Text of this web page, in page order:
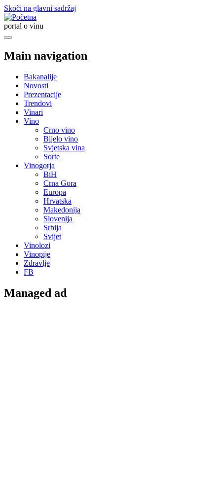
Skoči na glavni sadržaj
portal o vinu
Main navigation
Bakanalije
Novosti
Prezentacije
Trendovi
Vinari
Vino
Crno vino
Bijelo vino
Svjetska vina
Sorte
Vinogorja
BiH
Crna Gora
Europa
Hrvatska
Makedonija
Slovenija
Srbija
Svijet
Vinolozi
Vinopije
Zdravlje
FB
Managed ad